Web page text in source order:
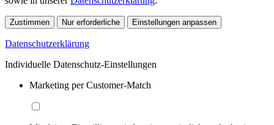
Zustimmen Nur erforderliche Einstellungen anpassen
Datenschutzerklärung
Individuelle Datenschutz-Einstellungen
Marketing per Customer-Match